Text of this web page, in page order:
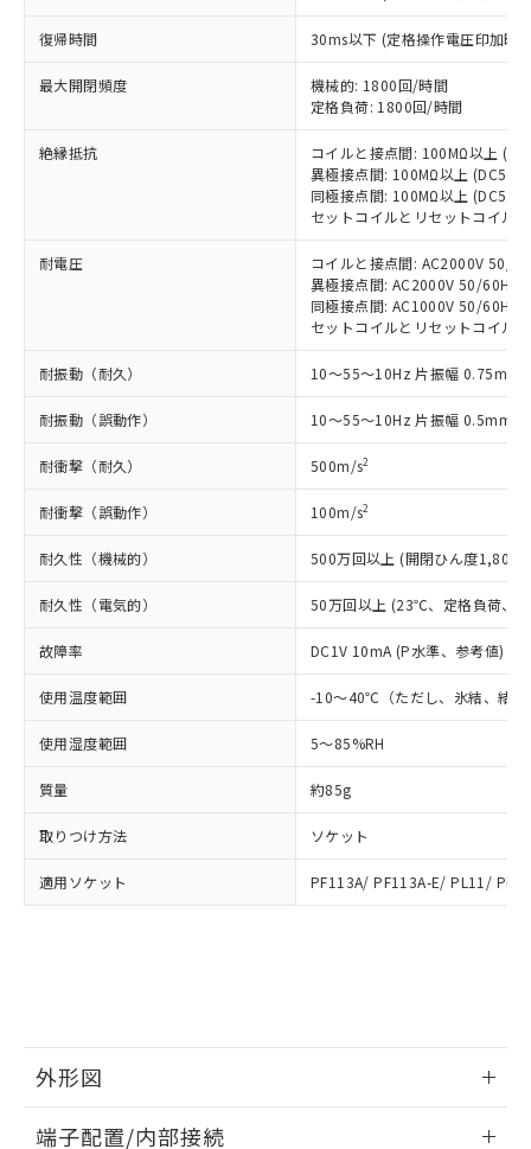
復帰時間 30ms以下 (定格操作電圧印加時
最大開閉頻度
機械的: 1800回/時間
定格負荷: 1800回/時間
絶縁抵抗
コイルと接点間: 100MΩ以上
異極接点間: 100MΩ以上
同極接点間: 100MΩ以上
セットコイルとリセットコイル
耐電圧
コイルと接点間: AC2000V 50/
異極接点間: AC2000V 50/60Hz
同極接点間: AC1000V 50/60Hz
セットコイルとリセットコイル
耐振動（耐久） 10～55～10Hz 片振幅 0.75mm
耐振動（誤動作） 10～55～10Hz 片振幅 0.5mm (
耐衝撃（耐久） 500m/s2
耐衝撃（誤動作） 100m/s2
耐久性（機械的） 500万回以上 (開閉ひん度1,800
耐久性（電気的） 50万回以上 (23℃、定格負荷、
故障率 DC1V 10mA (P水準、参考値) (
使用温度範囲 -10～40℃（ただし、氷結、結露
使用湿度範囲 5～85%RH
質量 約85g
取りつけ方法 ソケット
適用ソケット PF113A/ PF113A-E/ PL11/
外形図
端子配置/内部接続
商品の当社在庫状況および標準価格
(税抜)を提供させていただくもので
当社制御機器事業取扱商品の中には、
本サービスの対象外となる商品もある
ことをご了承ください。
在庫状況および標準価格照会結果は、
記載している更新日時点での社内デー
タに基づき作成されるものであり、閲
覧された時点での実際の在庫および標
準価格とは異なる場合があることをご
正式な納期状況および標準価格はお客
様のお取引先、またはお客様担当のオ
ムロン制御機器販売店・当社販売員に
オムロン制御機器販売店や当社販売拠
点は「
販売ネットワーク
」をご確認
在庫状況および標準価格結果を当社の
事前の承諾なく第三者に漏洩または開
示しないようお願いします。
マイパーツ機能（部品リスト作成サー
ビス）をご利用いただくには、I-Web
メンバーズにご登録されている必要が
お客様が当ウェブサイト上で当社にご
登録された部品リストについて、当社
および当社の共同利用者が、当社の製
品・サービスに関するお客様との取
引・商談に必要な範囲で利用すること
※当社の共同利用者とは、"個人情報
の「1.共同利
非該当品：ライセンス料など無形物で、有
害物質有無と関係のない商品です。
仕入先様の事情により、非含有部品として
いたものが、含有品と判明した場合などや
むを得ず変更することがあります。
鉛(Pb) 1000ppm以下、 水銀(Hg) 1000ppm以下、 カド
六価クロム(Cr(Ⅵ)) 1000ppm以下、ポリ臭化ビフェニル
類(PBB) 1000ppm以下、ポリ臭化ジフェニルエーテル類
(PBDE) 1000ppm以下、フタル酸ビス(2-エチルヘキシ
ル) (DEHP)(別名：DOP) 1000ppm以下、フタル酸ブチ
ルベンジル（BBP） 1000ppm以下、フタル酸ジブチル
（DBP） 1000ppm以下、フタル酸ジイソブチル
但し、RoHS指令で産業用監視および制御機器に対する
図的な使用がないことを確認しています。
部品在庫の切り替え状況などにより、予定
月が前後することがあります。
※3 非含有証明書ダウンロード
下記の非含有証明書をダウンロードするこ
とができます。
EU RoHS指令（10物質）の非含有証明書
51物質の非含有証明書（当社基準）
※本証明書は発行日時点で非含有を証明す
るもので、過去に遡って非含有を証明する
ものではありません。
していることから、特段のことがない限
り、2022年1月12日より割愛しておりま
す。
「○」：最大均質材料含有率が中国RoHSの
基準値以下であることを示します。
「×」：最大均質材料含有率が中国RoHSの
基準値を超えていることを示します。
い合わせください。
*中国RoHS10物質の基準値 (GB/T26572)：
Cr(Ⅵ)(六価クロム) : 1000ppm、 PBBs(ポリ臭化ビフェ
ニル類) : 1000ppm、 PBDEs(ポリ臭化ジフェニルエーテ
DBP(フタル酸ジブチル) : 1000ppm、 DIBP(フタル酸ジ
イソブチル) : 1000ppm、 BBP(フタル酸ブチルベンジ
DEHP(フタル酸ビス(2-エチルヘキシル)) : 1000ppm
「ｅ」：有害物質（10物質）のすべてが基
準値以下であることを示します。
「10」：通常の使用状況下において有害物
質が外部に漏えいし、環境に深刻な影響を
「－」：未確認です。当社販売部門へお問
当社は、これら貴社製品のうち、外国
為替および外国貿易法に定める商品
（以下｢規制貨物等」という）を輸出
または国外への提供する場合は、日本
国政府の輸出許可(または役務取引許
可)を取得するなどの必要な手続きを
当社は規制貨物を破棄する場合は、完
全に破砕するなど、違法に輸出されな
いよう必要な手段を講じます。
当社は貴社製品を、核兵器、ミサイ
ル、化学兵器、生物兵器またはその他
武器並びにこれらの製造装置等に一切
当社は、貴社製品を第三者に販売する
場合は、上記1、2および3の内容を当
該第三者に通知します。また当社は、
法に輸出するおそれがある場合は、取
り引きをいたしません。
キャンセル
一定数以上の在庫あり
在庫なし(最新の在庫状況につ
いては、お客様のお取引先、ま
たはお客様担当のオムロン制御
機器販売店・当社販売員にご確
空
受注生産機種、また在庫状況の
情報を公開していない機種